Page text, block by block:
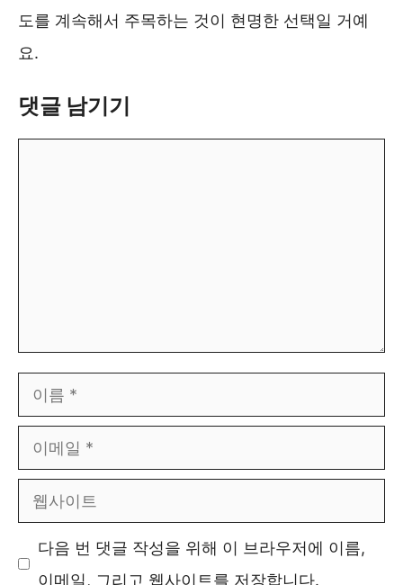
도를 계속해서 주목하는 것이 현명한 선택일 거예
요.
댓글 남기기
름
메
사
이
다음 번 댓글 작성을 위해 이 브라우저에 이름,
이메일, 그리고 웹사이트를 저장합니다.